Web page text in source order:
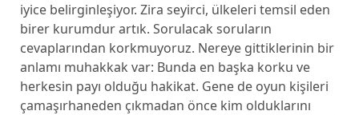
iyice belirginleşiyor. Zira seyirci, ülkeleri temsil eden
birer kurumdur artık. Sorulacak soruların
cevaplarından korkmuyoruz. Nereye gittiklerinin bir
anlamı muhakkak var: Bunda en başka korku ve
herkesin payı olduğu hakikat. Gene de oyun kişileri
çamaşırhaneden çıkmadan önce kim olduklarını